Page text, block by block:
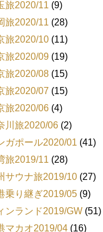
旅2020/11 (9)
旅2020/11 (28)
旅2020/10 (11)
旅2020/09 (19)
旅2020/08 (15)
旅2020/07 (15)
旅2020/06 (4)
川旅2020/06 (2)
ガポール2020/01 (41)
旅2019/11 (28)
サウナ旅2019/10 (27)
乗り継ぎ2019/05 (9)
ンランド2019/GW (51)
マカオ2019/04 (16)